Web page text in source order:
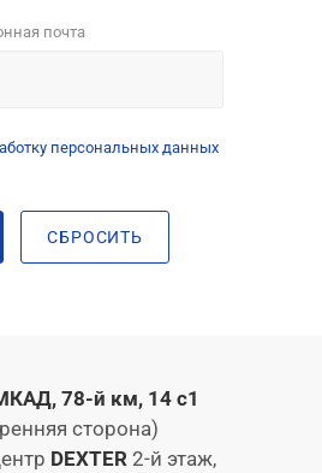
почта
персональных данных
СБРОСИТЬ
78-й км, 14 с1
сторона)
DEXTER 2-й этаж,